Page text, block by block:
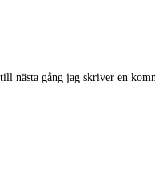
nästa gång jag skriver en